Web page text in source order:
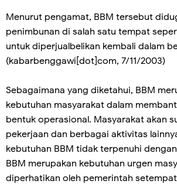
Menurut pengamat, BBM tersebut
penimbunan di salah satu tempat
untuk diperjualbelikan kembali dalam
(kabarbenggawi[dot]com, 7/11/2003)
Sebagaimana yang diketahui, BBM
kebutuhan masyarakat dalam
bentuk operasional. Masyarakat akan
pekerjaan dan berbagai aktivitas
kebutuhan BBM tidak terpenuhi
BBM merupakan kebutuhan urgen
diperhatikan oleh pemerintah